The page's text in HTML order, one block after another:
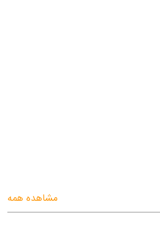
مشاهده همه